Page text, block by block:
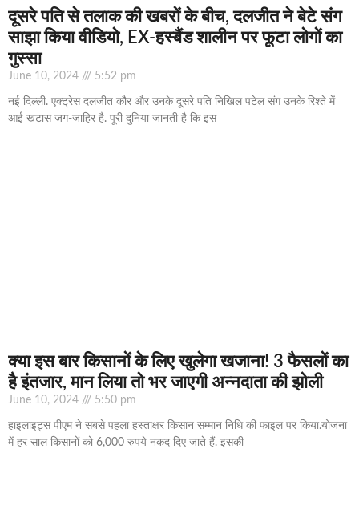
दूसरे पति से तलाक की खबरों के बीच, दलजीत ने बेटे संग
साझा किया वीडियो, EX-हस्बैंड शालीन पर फूटा लोगों का
गुस्सा
June 10, 2024 5:52 pm
नई दिल्ली. एक्ट्रेस दलजीत कौर और उनके दूसरे पति निखिल पटेल संग उनके रिश्ते में
आई खटास जग-जाहिर है. पूरी दुनिया जानती है कि इस
क्‍या इस बार किसानों के लिए खुलेगा खजाना! 3 फैसलों का
है इंतजार, मान लिया तो भर जाएगी अन्‍नदाता की झोली
June 10, 2024 5:50 pm
हाइलाइट्स पीएम ने सबसे पहला हस्‍ताक्षर किसान सम्‍मान निधि की फाइल पर किया.योजना
में हर साल किसानों को 6,000 रुपये नकद दिए जाते हैं. इसकी